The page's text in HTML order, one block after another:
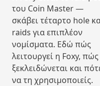
του Coin Master —
σκάβει τέταρτο hole
raids για επιπλέον
νομίσματα. Εδώ πώς
λειτουργεί η Foxy, πώς
ξεκλειδώνεται και
να τη χρησιμοποιείς.